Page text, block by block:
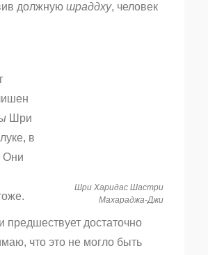
должную шраддху, человек
Шри Харидас Шастри
Махараджа-Джи
Шри
в
Они
предшествует достаточно
что это не могло быть